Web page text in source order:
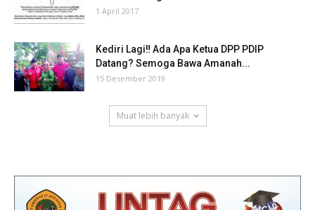
1 April 2017
Kediri Lagi‼ Ada Apa Ketua DPP PDIP
Datang? Semoga Bawa Amanah...
15 Desember 2019
Muat lebih banyak